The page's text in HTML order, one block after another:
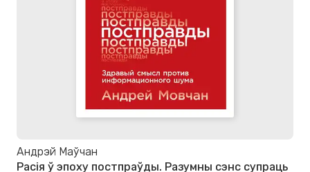
Андрэй Маўчан
Расія ў эпоху постпраўды. Разумны сэнс супраць